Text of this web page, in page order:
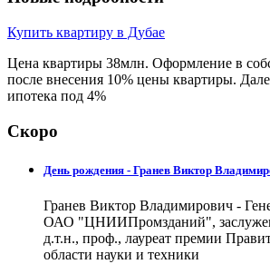
Купить квартиру в Дубае
Цена квартиры 38млн. Оформление в
после внесения 10% цены квартиры.
ипотека под 4%
Скоро
День рождения - Гранев Виктор
Гранев Виктор Владимирович -
ОАО "ЦНИИПромзданий",
д.т.н., проф., лауреат премии
области науки и техники